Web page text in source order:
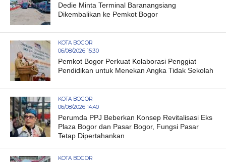
Dedie Minta Terminal Baranangsiang
Dikembalikan ke Pemkot Bogor
KOTA BOGOR
06/08/2026 15:30
Pemkot Bogor Perkuat Kolaborasi Penggiat
Pendidikan untuk Menekan Angka Tidak Sekolah
KOTA BOGOR
06/08/2026 14:40
Perumda PPJ Beberkan Konsep Revitalisasi Eks
Plaza Bogor dan Pasar Bogor, Fungsi Pasar
Tetap Dipertahankan
KOTA BOGOR